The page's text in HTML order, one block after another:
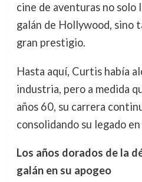
cine de aventuras no solo
galán de Hollywood, sino
gran prestigio.
Hasta aquí, Curtis había
industria, pero a medida
años 60, su carrera
consolidando su legado
Los años dorados de la
galán en su apogeo